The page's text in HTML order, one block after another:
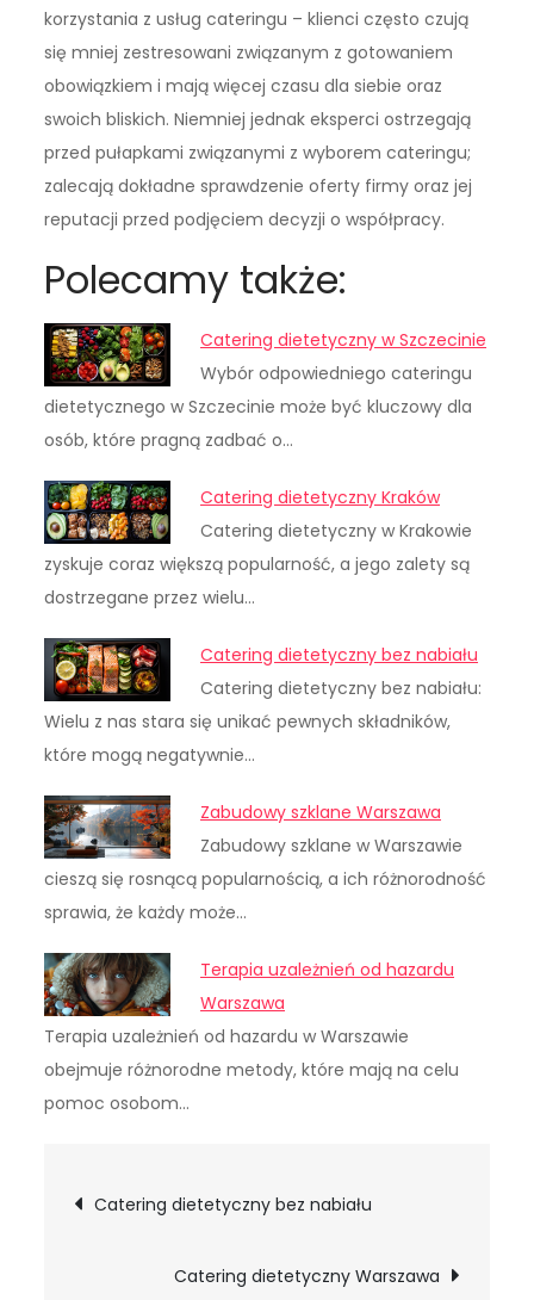
korzystania z usług cateringu – klienci często czują
się mniej zestresowani związanym z gotowaniem
obowiązkiem i mają więcej czasu dla siebie oraz
swoich bliskich. Niemniej jednak eksperci ostrzegają
przed pułapkami związanymi z wyborem cateringu;
zalecają dokładne sprawdzenie oferty firmy oraz jej
reputacji przed podjęciem decyzji o współpracy.
Polecamy także:
Catering dietetyczny w Szczecinie
Wybór odpowiedniego cateringu
dietetycznego w Szczecinie może być kluczowy dla
osób, które pragną zadbać o…
Catering dietetyczny Kraków
Catering dietetyczny w Krakowie
zyskuje coraz większą popularność, a jego zalety są
dostrzegane przez wielu…
Catering dietetyczny bez nabiału
Catering dietetyczny bez nabiału:
Wielu z nas stara się unikać pewnych składników,
które mogą negatywnie…
Zabudowy szklane Warszawa
Zabudowy szklane w Warszawie
cieszą się rosnącą popularnością, a ich różnorodność
sprawia, że każdy może…
Terapia uzależnień od hazardu
Warszawa
Terapia uzależnień od hazardu w Warszawie
obejmuje różnorodne metody, które mają na celu
pomoc osobom…
Nawigacja
wpisu
Catering dietetyczny bez nabiału
Catering dietetyczny Warszawa